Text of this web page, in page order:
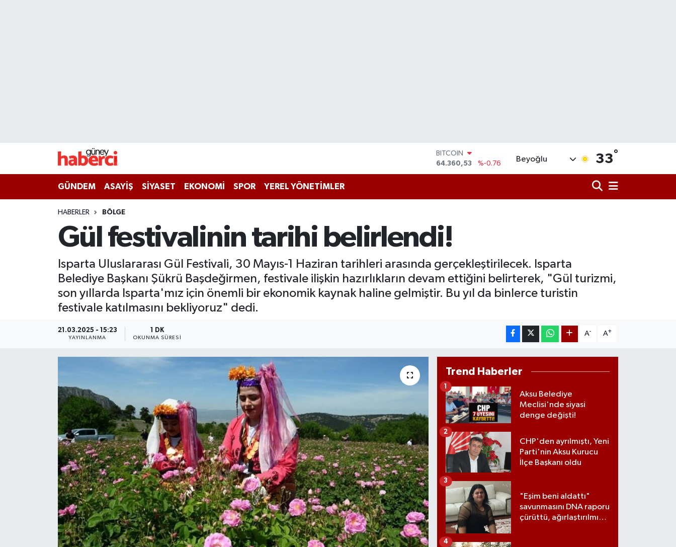
64.360,53
DOLAR
47,7069
%0.17
6618.49
BİST100
Beyoğlu 33°
GÜNDEM ASAYİŞ SİYASET EKONOMİ SPOR YEREL YÖNETİMLER
HABERLER BÖLGE
Gül festivalinin tarihi belirlendi!
Isparta Uluslararası Gül Festivali, 30 Mayıs-1 Haziran tarihleri arasında gerçekleştirilecek. Isparta
Belediye Başkanı Şükrü Başdeğirmen, festivale ilişkin hazırlıkların devam ettiğini belirterek, "Gül turizmi,
son yıllarda Isparta'mız için önemli bir ekonomik kaynak haline gelmiştir. Bu yıl da binlerce turistin
festivale katılmasını bekliyoruz" dedi.
21.03.2025 - 15:23
YAYINLANMA
1 DK
OKUNMA SÜRESI
A- A+
Trend Haberler
Aksu Belediye
Meclisi'nde siyasi
denge değişti!
1
CHP'den ayrılmıştı, Yeni
Parti'nin Aksu Kurucu
İlçe Başkanı oldu
2
"Eşim beni aldattı"
savunmasını DNA raporu
çürüttü, ağırlaştırılmış
3
4
Haber Arşivi